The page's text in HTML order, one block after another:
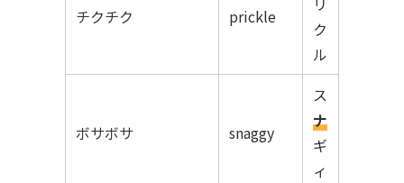
チクチク prickle
ク
ル
ボサボサ snaggy
ス
ナ
ギ
ィ